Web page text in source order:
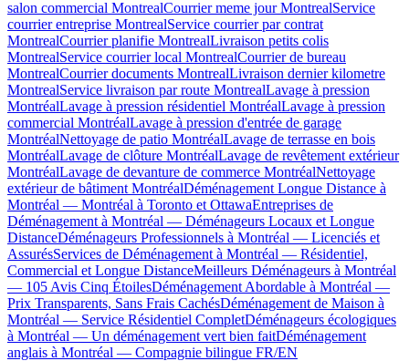
salon commercial MontrealCourrier meme jour MontrealService
courrier entreprise MontrealService courrier par contrat
MontrealCourrier planifie MontrealLivraison petits colis
MontrealService courrier local MontrealCourrier de bureau
MontrealCourrier documents MontrealLivraison dernier kilometre
MontrealService livraison par route MontrealLavage à pression
MontréalLavage à pression résidentiel MontréalLavage à pression
commercial MontréalLavage à pression d'entrée de garage
MontréalNettoyage de patio MontréalLavage de terrasse en bois
MontréalLavage de clôture MontréalLavage de revêtement extérieur
MontréalLavage de devanture de commerce MontréalNettoyage
extérieur de bâtiment MontréalDéménagement Longue Distance à
Montréal — Montréal à Toronto et OttawaEntreprises de
Déménagement à Montréal — Déménageurs Locaux et Longue
DistanceDéménageurs Professionnels à Montréal — Licenciés et
AssurésServices de Déménagement à Montréal — Résidentiel,
Commercial et Longue DistanceMeilleurs Déménageurs à Montréal
— 105 Avis Cinq ÉtoilesDéménagement Abordable à Montréal —
Prix Transparents, Sans Frais CachésDéménagement de Maison à
Montréal — Service Résidentiel CompletDéménageurs écologiques
à Montréal — Un déménagement vert bien faitDéménagement
anglais à Montréal — Compagnie bilingue FR/EN